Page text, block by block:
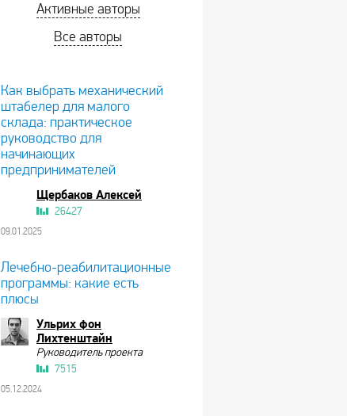
Активные авторы
Все авторы
Как выбрать механический
штабелер для малого
склада: практическое
руководство для
начинающих
предпринимателей
Щербаков Алексей
26427
09.01.2025
Лечебно-реабилитационные
программы: какие есть
плюсы
Ульрих фон
Лихтенштайн
Руководитель проекта
7515
05.12.2024